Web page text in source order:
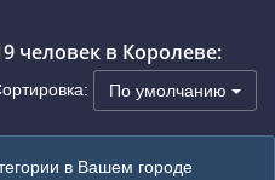
человек в Королеве:
По умолчанию
в Вашем городе